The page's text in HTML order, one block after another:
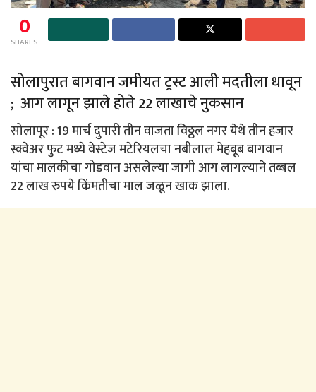
0
SHARES
सोलापुरात बागवान जमीयत ट्रस्ट आली मदतीला धावून
; आग लागून झाले होते 22 लाखाचे नुकसान
सोलापूर : 19 मार्च दुपारी तीन वाजता विठ्ठल नगर येथे तीन हजार
स्क्वेअर फुट मध्ये वेस्टेज मटेरियलचा नबीलाल मेहबूब बागवान
यांचा मालकीचा गोडवान असलेल्या जागी आग लागल्याने तब्बल
22 लाख रुपये किंमतीचा माल जळून खाक झाला.